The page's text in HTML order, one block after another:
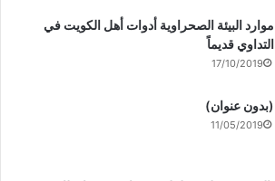
موارد البيئة الصحراوية أدوات أهل الكويت في
التداوي قديماً
17/10/2019
(بدون عنوان)
11/05/2019